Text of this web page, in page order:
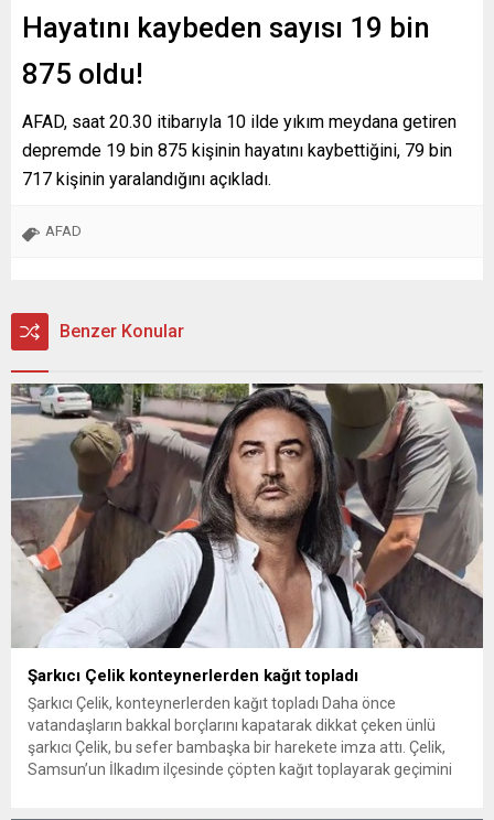
Hayatını kaybeden sayısı 19 bin
875 oldu!
AFAD, saat 20.30 itibarıyla 10 ilde yıkım meydana getiren
depremde 19 bin 875 kişinin hayatını kaybettiğini, 79 bin
717 kişinin yaralandığını açıkladı.
AFAD
Benzer Konular
Şarkıcı Çelik konteynerlerden kağıt topladı
Şarkıcı Çelik, konteynerlerden kağıt topladı Daha önce
vatandaşların bakkal borçlarını kapatarak dikkat çeken ünlü
şarkıcı Çelik, bu sefer bambaşka bir harekete imza attı. Çelik,
Samsun’un İlkadım ilçesinde çöpten kağıt toplayarak geçimini